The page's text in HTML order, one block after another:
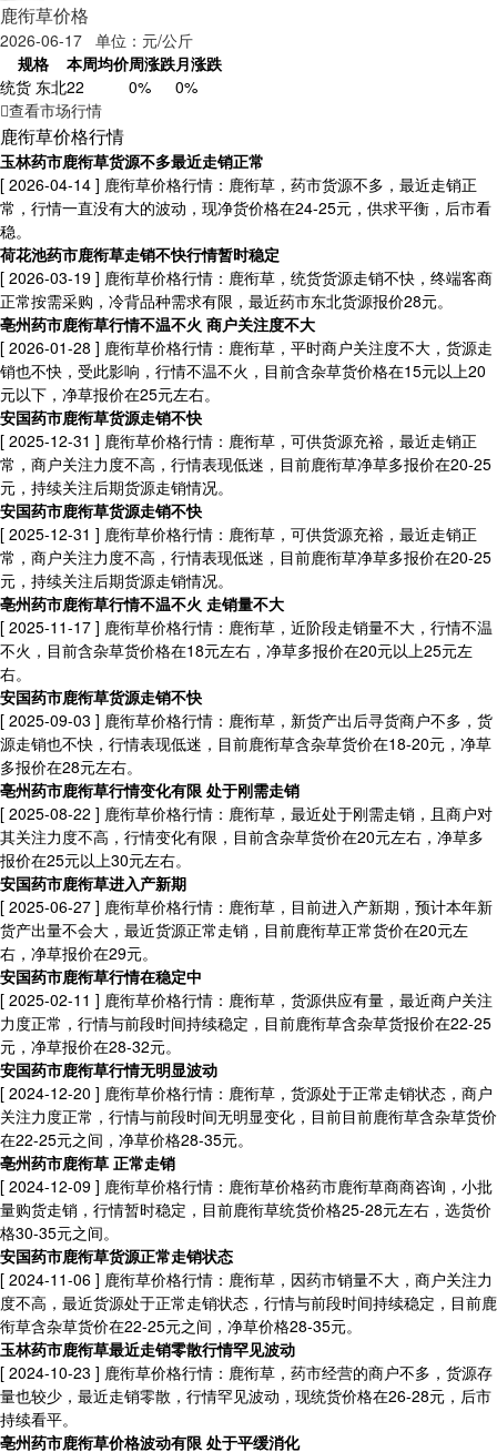
鹿衔草价格
2026-06-17 单位：元/公斤
规格
本周均价周涨跌月涨跌
统货 东北22 0%
0%
查看市场行情
鹿衔草价格行情
玉林药市鹿衔草货源不多最近走销正常
[ 2026-04-14 ] 鹿衔草价格行情：鹿衔草，药市货源不多，最近走销正
常，行情一直没有大的波动，现净货价格在24-25元，供求平衡，后市看
稳。
荷花池药市鹿衔草走销不快行情暂时稳定
[ 2026-03-19 ] 鹿衔草价格行情：鹿衔草，统货货源走销不快，终端客商
正常按需采购，冷背品种需求有限，最近药市东北货源报价28元。
亳州药市鹿衔草行情不温不火 商户关注度不大
[ 2026-01-28 ] 鹿衔草价格行情：鹿衔草，平时商户关注度不大，货源走
销也不快，受此影响，行情不温不火，目前含杂草货价格在15元以上20
元以下，净草报价在25元左右。
安国药市鹿衔草货源走销不快
[ 2025-12-31 ] 鹿衔草价格行情：鹿衔草，可供货源充裕，最近走销正
常，商户关注力度不高，行情表现低迷，目前鹿衔草净草多报价在20-25
元，持续关注后期货源走销情况。
安国药市鹿衔草货源走销不快
[ 2025-12-31 ] 鹿衔草价格行情：鹿衔草，可供货源充裕，最近走销正
常，商户关注力度不高，行情表现低迷，目前鹿衔草净草多报价在20-25
元，持续关注后期货源走销情况。
亳州药市鹿衔草行情不温不火 走销量不大
[ 2025-11-17 ] 鹿衔草价格行情：鹿衔草，近阶段走销量不大，行情不温
不火，目前含杂草货价格在18元左右，净草多报价在20元以上25元左
右。
安国药市鹿衔草货源走销不快
[ 2025-09-03 ] 鹿衔草价格行情：鹿衔草，新货产出后寻货商户不多，货
源走销也不快，行情表现低迷，目前鹿衔草含杂草货价在18-20元，净草
多报价在28元左右。
亳州药市鹿衔草行情变化有限 处于刚需走销
[ 2025-08-22 ] 鹿衔草价格行情：鹿衔草，最近处于刚需走销，且商户对
其关注力度不高，行情变化有限，目前含杂草货价在20元左右，净草多
报价在25元以上30元左右。
安国药市鹿衔草进入产新期
[ 2025-06-27 ] 鹿衔草价格行情：鹿衔草，目前进入产新期，预计本年新
货产出量不会大，最近货源正常走销，目前鹿衔草正常货价在20元左
右，净草报价在29元。
安国药市鹿衔草行情在稳定中
[ 2025-02-11 ] 鹿衔草价格行情：鹿衔草，货源供应有量，最近商户关注
力度正常，行情与前段时间持续稳定，目前鹿衔草含杂草货报价在22-25
元，净草报价在28-32元。
安国药市鹿衔草行情无明显波动
[ 2024-12-20 ] 鹿衔草价格行情：鹿衔草，货源处于正常走销状态，商户
关注力度正常，行情与前段时间无明显变化，目前目前鹿衔草含杂草货价
在22-25元之间，净草价格28-35元。
亳州药市鹿衔草 正常走销
[ 2024-12-09 ] 鹿衔草价格行情：鹿衔草价格药市鹿衔草商商咨询，小批
量购货走销，行情暂时稳定，目前鹿衔草统货价格25-28元左右，选货价
格30-35元之间。
安国药市鹿衔草货源正常走销状态
[ 2024-11-06 ] 鹿衔草价格行情：鹿衔草，因药市销量不大，商户关注力
度不高，最近货源处于正常走销状态，行情与前段时间持续稳定，目前鹿
衔草含杂草货价在22-25元之间，净草价格28-35元。
玉林药市鹿衔草最近走销零散行情罕见波动
[ 2024-10-23 ] 鹿衔草价格行情：鹿衔草，药市经营的商户不多，货源存
量也较少，最近走销零散，行情罕见波动，现统货价格在26-28元，后市
持续看平。
亳州药市鹿衔草价格波动有限 处于平缓消化